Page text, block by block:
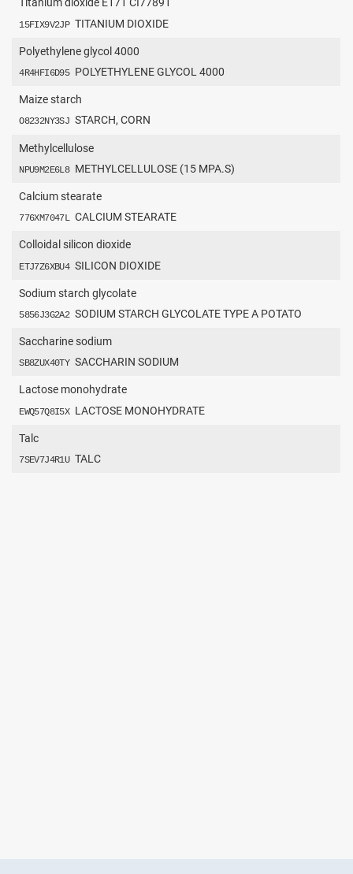
Titanium dioxide E171 CI77891
15FIX9V2JP TITANIUM DIOXIDE
Polyethylene glycol 4000
4R4HFI6D95 POLYETHYLENE GLYCOL 4000
Maize starch
O8232NY3SJ STARCH, CORN
Methylcellulose
NPU9M2E6L8 METHYLCELLULOSE (15 MPA.S)
Calcium stearate
776XM7047L CALCIUM STEARATE
Colloidal silicon dioxide
ETJ7Z6XBU4 SILICON DIOXIDE
Sodium starch glycolate
5856J3G2A2 SODIUM STARCH GLYCOLATE TYPE A POTATO
Saccharine sodium
SB8ZUX40TY SACCHARIN SODIUM
Lactose monohydrate
EWQ57Q8I5X LACTOSE MONOHYDRATE
Talc
7SEV7J4R1U TALC